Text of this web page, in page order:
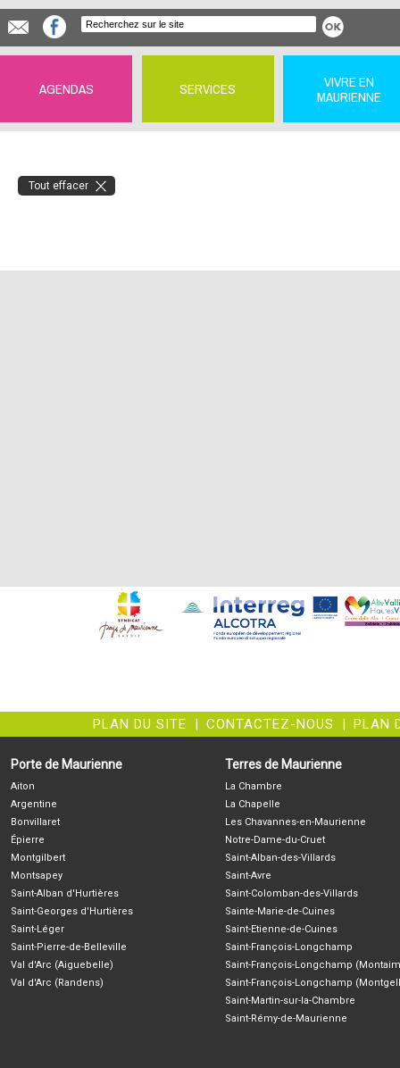
AGENDAS SERVICES
VIVRE EN
MAURIENNE
Tout effacer
PLAN DU SITE | CONTACTEZ-NOUS | PLAN
Porte de Maurienne
Aiton
Argentine
Bonvillaret
Épierre
Montgilbert
Montsapey
Saint-Alban d'Hurtières
Saint-Georges d'Hurtières
Saint-Léger
Saint-Pierre-de-Belleville
Val d'Arc (Aiguebelle)
Val d'Arc (Randens)
Terres de Maurienne
La Chambre
La Chapelle
Les Chavannes-en-Maurienne
Notre-Dame-du-Cruet
Saint-Alban-des-Villards
Saint-Avre
Saint-Colomban-des-Villards
Sainte-Marie-de-Cuines
Saint-Etienne-de-Cuines
Saint-François-Longchamp
Saint-François-Longchamp
Saint-François-Longchamp
Saint-Martin-sur-la-Chambre
Saint-Rémy-de-Maurienne